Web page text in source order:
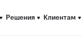
Решения Клиентам
Решения Клиентам